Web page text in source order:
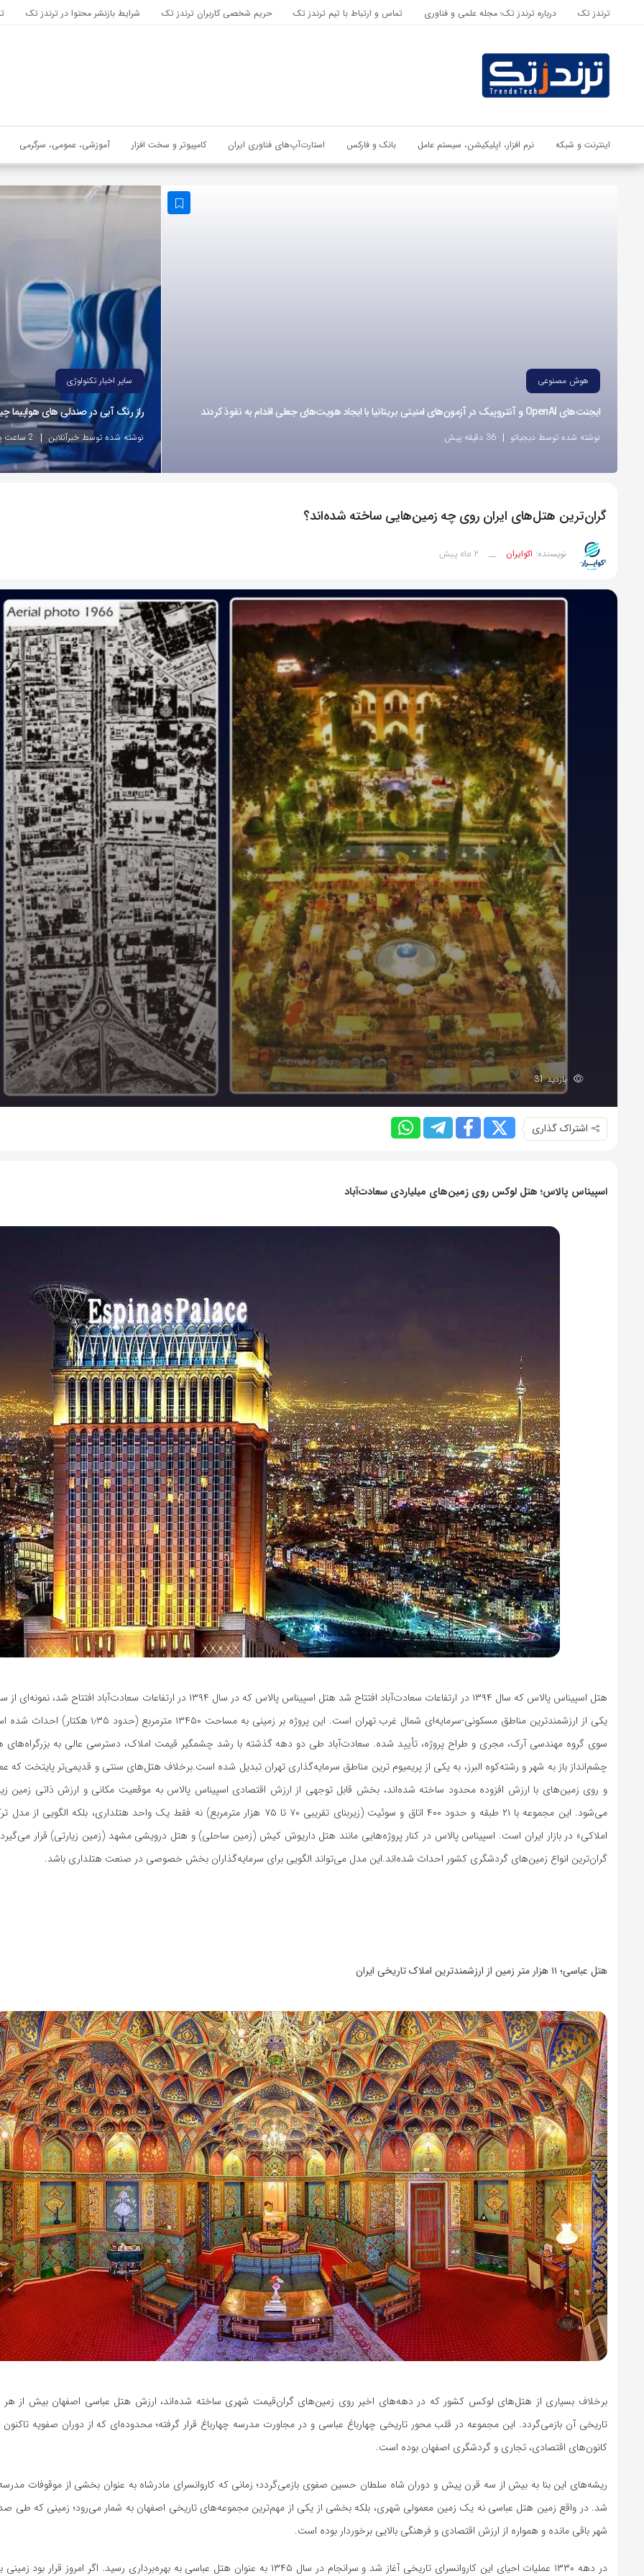
اشتراک گذاری
با استفاده از روش‌های زیر می‌توانید این صفحه را با دوستان خود به
اشتراک بگذارید.
ترندز تک درباره ترندز تک؛ مجله علمی و فناوری تماس و ارتباط با تیم ترندز تک حریم شخصی کاربران ترندز تک شرایط بازنشر محتوا در ترندز تک
اینترنت و شبکه نرم افزار، اپلیکیشن، سیستم عامل بانک و فارکس استارت‌آپ‌های فناوری ایران کامپیوتر و سخت افزار آموزشی، عمومی، سرگرمی
هوش مصنوعی
ایجنت‌های OpenAI و آنتروپیک در آزمون‌های امنیتی بریتانیا با ایجاد هویت‌های جعلی اقدام به نفوذ کردند
نوشته شده توسط دیجیاتو 36 دقیقه پیش
سایر اخبار تکنولوژی
راز رنگ آبی در صندلی های
نوشته شده توسط خبرآنلاین 2 ساعت پیش
گران‌ترین هتل‌های ایران روی چه زمین‌هایی ساخته شده‌اند؟
نویسنده: اکوایران __ 2 ماه پیش
بازدید 31
اشتراک گذاری
اسپیناس پالاس؛ هتل لوکس روی زمین‌های میلیاردی سعادت‌آباد
هتل اسپیناس پالاس که سال ۱۳۹۴ در ارتفاعات سعادت‌آباد افتتاح شد هتل اسپیناس پالاس که در سال ۱۳۹۴ در ارتفاعات
یکی از ارزشمندترین مناطق مسکونی-سرمایه‌ای شمال غرب تهران است. این پروژه بر زمینی
سوی گروه مهندسی آرک، مجری و طراح پروژه، تأیید شده. سعادت‌آباد طی دو دهه گذشته با رشد چشمگیر قیمت املاک، دسترسی عالی به
چشم‌انداز باز به شهر و رشته‌کوه البرز، به یکی از پریمیوم ترین مناطق سرمایه‌گذاری تهران تبدیل شده است.برخلاف هتل‌های سنتی و قدیمی‌تر پایتخت که
و روی زمین‌های با ارزش افزوده محدود ساخته شده‌اند، بخش قابل توجهی از ارزش اقتصادی اسپیناس پالاس به موقعیت مکانی و ارزش ذاتی زمین
می‌شود. این مجموعه با ۲۱ طبقه و حدود ۴۰۰ اتاق و سوئیت (زیربنای تقریبی ۷۰ تا ۷۵ هزار مترمربع) نه فقط یک واحد هتلداری، بلکه
املاکی» در بازار ایران است. اسپیناس پالاس در کنار پروژه‌هایی مانند هتل داریوش کیش (زمین ساحلی) و هتل درویشی مشهد (زمین زیارتی) قرار
گران‌ترین انواع زمین‌های گردشگری کشور احداث شده‌اند.این مدل می‌تواند الگویی برای سرمایه‌گذاران بخش خصوصی در صنعت هتلداری باشد.
هتل عباسی؛ ۱۱هزار متر زمین از ارزشمندترین املاک تاریخی ایران
برخلاف بسیاری از هتل‌های لوکس کشور که در دهه‌های اخیر روی زمین‌های گران‌قیمت شهری ساخته شده‌اند، ارزش هتل عباسی اصفهان بیش از هر
تاریخی آن بازمی‌گردد. این مجموعه در قلب محور تاریخی چهارباغ عباسی و در مجاورت مدرسه چهارباغ قرار گرفته؛ محدوده‌ای که از دوران صفویه
کانون‌های اقتصادی، تجاری و گردشگری اصفهان بوده است.
ریشه‌های این بنا به بیش از سه قرن پیش و دوران شاه سلطان حسین صفوی بازمی‌گردد؛ زمانی که کاروانسرای مادرشاه به عنوان بخشی از موقوفات
شد. در واقع زمین هتل عباسی نه یک زمین معمولی شهری، بلکه بخشی از یکی از مهم‌ترین مجموعه‌های تاریخی اصفهان به شمار می‌رود؛ زمینی که طی
شهر باقی مانده و همواره از ارزش اقتصادی و فرهنگی بالایی برخوردار بوده است.
در دهه ۱۳۳۰ عملیات احیای این کاروانسرای تاریخی آغاز شد و سرانجام در سال ۱۳۴۵ به عنوان هتل عباسی به بهره‌برداری رسید. اگر